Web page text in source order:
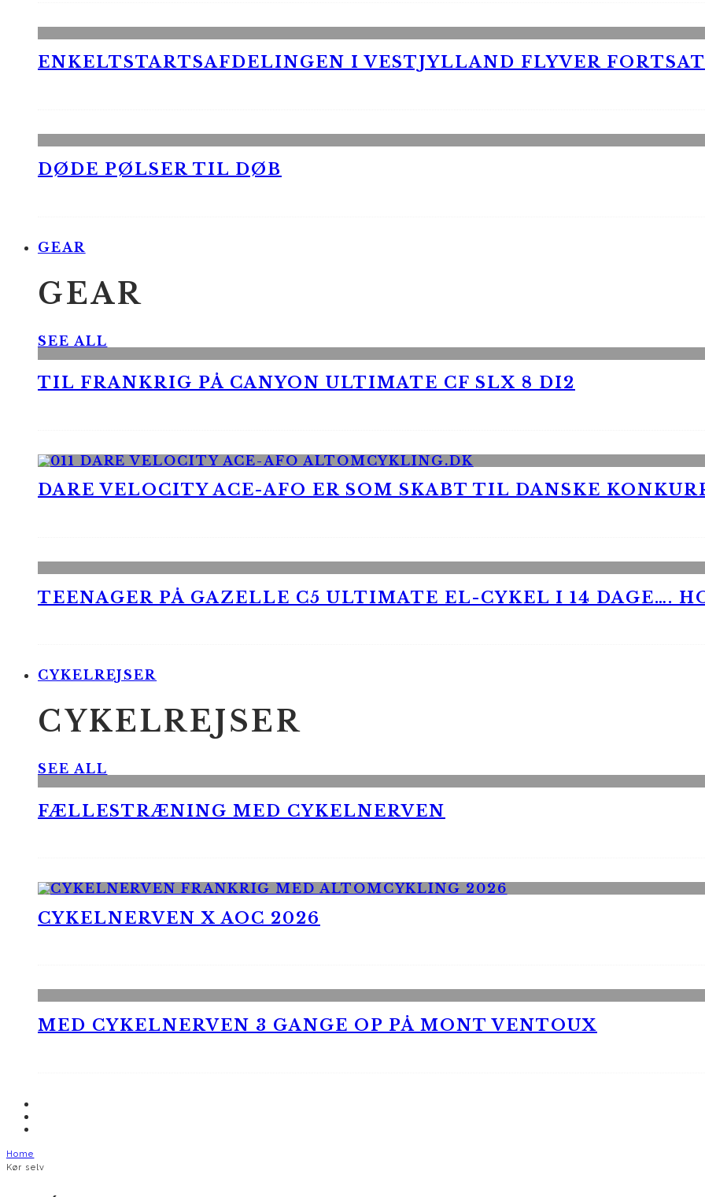
ENKELTSTARTSAFDELINGEN I VESTJYLLAND FLYVER
DØDE PØLSER TIL DØB
GEAR
GEAR
SEE ALL
TIL FRANKRIG PÅ CANYON ULTIMATE CF SLX 8 DI2
DARE VELOCITY ACE-AFO ER SOM SKABT TIL DANSKE
TEENAGER PÅ GAZELLE C5 ULTIMATE EL-CYKEL I 14 DAGE….
CYKELREJSER
CYKELREJSER
SEE ALL
FÆLLESTRÆNING MED CYKELNERVEN
CYKELNERVEN X AOC 2026
MED CYKELNERVEN 3 GANGE OP PÅ MONT VENTOUX
Home
Kør selv